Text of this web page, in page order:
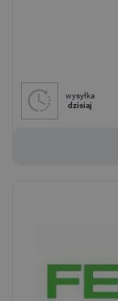
wysyłka
dzisiaj